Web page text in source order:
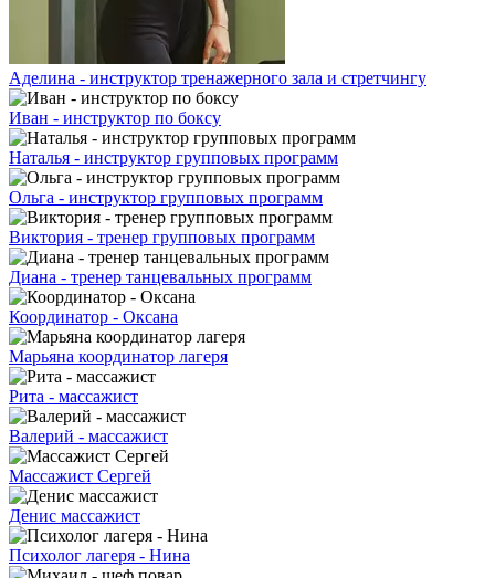
Аделина - инструктор тренажерного зала и стретчингу
Иван - инструктор по боксу
Наталья - инструктор групповых программ
Ольга - инструктор групповых программ
Виктория - тренер групповых программ
Диана - тренер танцевальных программ
Координатор - Оксана
Марьяна координатор лагеря
Рита - массажист
Валерий - массажист
Массажист Сергей
Денис массажист
Психолог лагеря - Нина